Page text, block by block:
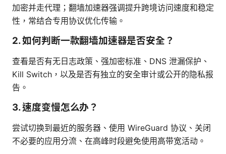
加密并走代理；翻墙加速器强调提升跨境访问速度和稳定
性，常结合专用协议优化传输。
2. 如何判断一款翻墙加速器是否安全？
查看是否有无日志政策、强加密标准、DNS 泄漏保护、
Kill Switch，以及是否有独立的安全审计或公开的隐私报
告。
3. 速度变慢怎么办？
尝试切换到最近的服务器、使用 WireGuard 协议、关闭
不必要的应用分流、在高峰时段避免使用高带宽活动。